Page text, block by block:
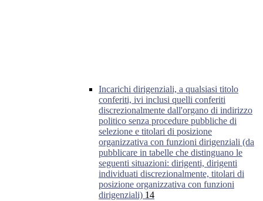
Incarichi dirigenziali, a qualsiasi titolo
conferiti, ivi inclusi quelli conferiti
discrezionalmente dall'organo di indirizzo
politico senza procedure pubbliche di
selezione e titolari di posizione
organizzativa con funzioni dirigenziali (da
pubblicare in tabelle che distinguano le
seguenti situazioni: dirigenti, dirigenti
individuati discrezionalmente, titolari di
posizione organizzativa con funzioni
dirigenziali) 14